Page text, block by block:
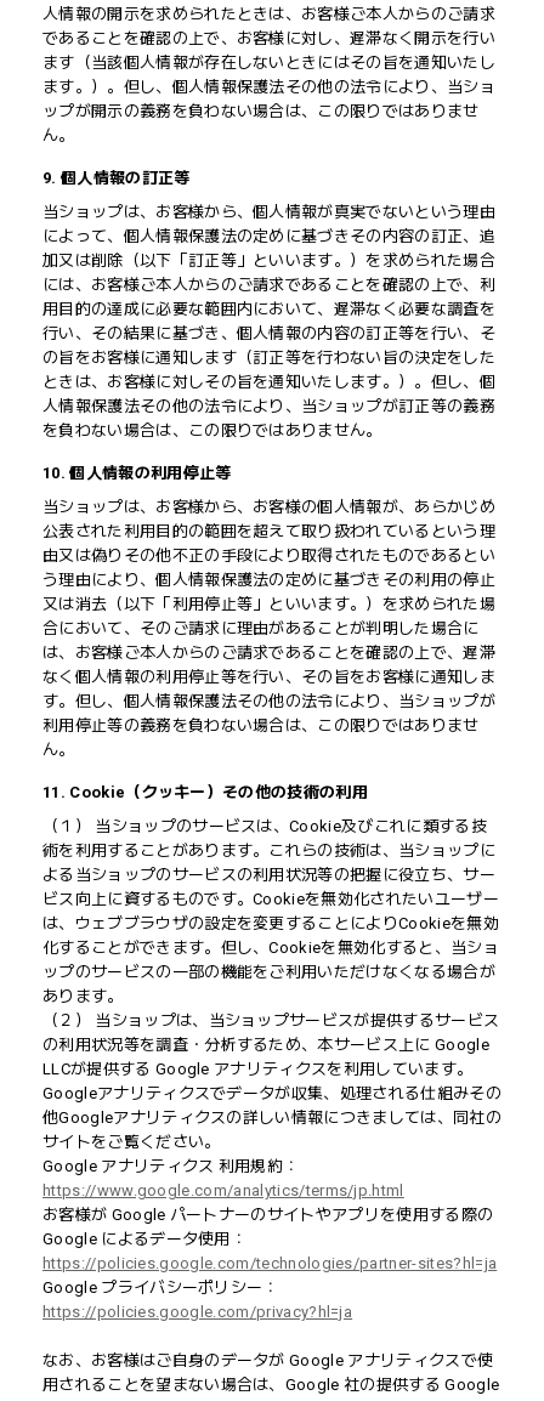
人情報の開示を求められたときは、お客様ご本人からのご請求
であることを確認の上で、お客様に対し、遅滞なく開示を行い
ます（当該個人情報が存在しないときにはその旨を通知いたし
ます。）。但し、個人情報保護法その他の法令により、当ショ
ップが開示の義務を負わない場合は、この限りではありませ
ん。
9. 個人情報の訂正等
当ショップは、お客様から、個人情報が真実でないという理由
によって、個人情報保護法の定めに基づきその内容の訂正、追
加又は削除（以下「訂正等」といいます。）を求められた場合
には、お客様ご本人からのご請求であることを確認の上で、利
用目的の達成に必要な範囲内において、遅滞なく必要な調査を
行い、その結果に基づき、個人情報の内容の訂正等を行い、そ
の旨をお客様に通知します（訂正等を行わない旨の決定をした
ときは、お客様に対しその旨を通知いたします。）。但し、個
人情報保護法その他の法令により、当ショップが訂正等の義務
を負わない場合は、この限りではありません。
10. 個人情報の利用停止等
当ショップは、お客様から、お客様の個人情報が、あらかじめ
公表された利用目的の範囲を超えて取り扱われているという理
由又は偽りその他不正の手段により取得されたものであるとい
う理由により、個人情報保護法の定めに基づきその利用の停止
又は消去（以下「利用停止等」といいます。）を求められた場
合において、そのご請求に理由があることが判明した場合に
は、お客様ご本人からのご請求であることを確認の上で、遅滞
なく個人情報の利用停止等を行い、その旨をお客様に通知しま
す。但し、個人情報保護法その他の法令により、当ショップが
利用停止等の義務を負わない場合は、この限りではありませ
ん。
11. Cookie（クッキー）その他の技術の利用
（１） 当ショップのサービスは、Cookie及びこれに類する技
術を利用することがあります。これらの技術は、当ショップに
よる当ショップのサービスの利用状況等の把握に役立ち、サー
ビス向上に資するものです。Cookieを無効化されたいユーザー
は、ウェブブラウザの設定を変更することによりCookieを無効
化することができます。但し、Cookieを無効化すると、当ショ
ップのサービスの一部の機能をご利用いただけなくなる場合が
あります。
（２） 当ショップは、当ショップサービスが提供するサービス
の利用状況等を調査・分析するため、本サービス上に Google
LLCが提供する Google アナリティクスを利用しています。
Googleアナリティクスでデータが収集、処理される仕組みその
他Googleアナリティクスの詳しい情報につきましては、同社の
サイトをご覧ください。
Google アナリティクス 利用規約：
https://www.google.com/analytics/terms/jp.html
お客様が Google パートナーのサイトやアプリを使用する際の
Google によるデータ使用：
https://policies.google.com/technologies/partner-sites?hl=ja
Google プライバシーポリシー：
https://policies.google.com/privacy?hl=ja
なお、お客様はご自身のデータが Google アナリティクスで使
用されることを望まない場合は、Google 社の提供する Google